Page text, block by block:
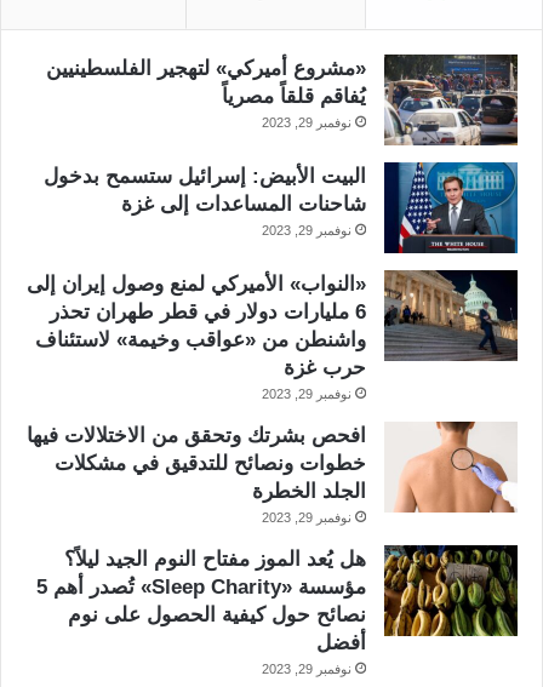
«مشروع أميركي» لتهجير الفلسطينيين
يُفاقم قلقاً مصرياً
نوفمبر 29, 2023
البيت الأبيض: إسرائيل ستسمح بدخول
شاحنات المساعدات إلى غزة
نوفمبر 29, 2023
«النواب» الأميركي لمنع وصول إيران إلى
6 مليارات دولار في قطر طهران تحذر
واشنطن من «عواقب وخيمة» لاستئناف
حرب غزة
نوفمبر 29, 2023
افحص بشرتك وتحقق من الاختلالات فيها
خطوات ونصائح للتدقيق في مشكلات
الجلد الخطرة
نوفمبر 29, 2023
هل يُعد الموز مفتاح النوم الجيد ليلاً؟
مؤسسة «Sleep Charity» تُصدر أهم 5
نصائح حول كيفية الحصول على نوم
أفضل
نوفمبر 29, 2023